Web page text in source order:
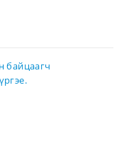
байцаагч